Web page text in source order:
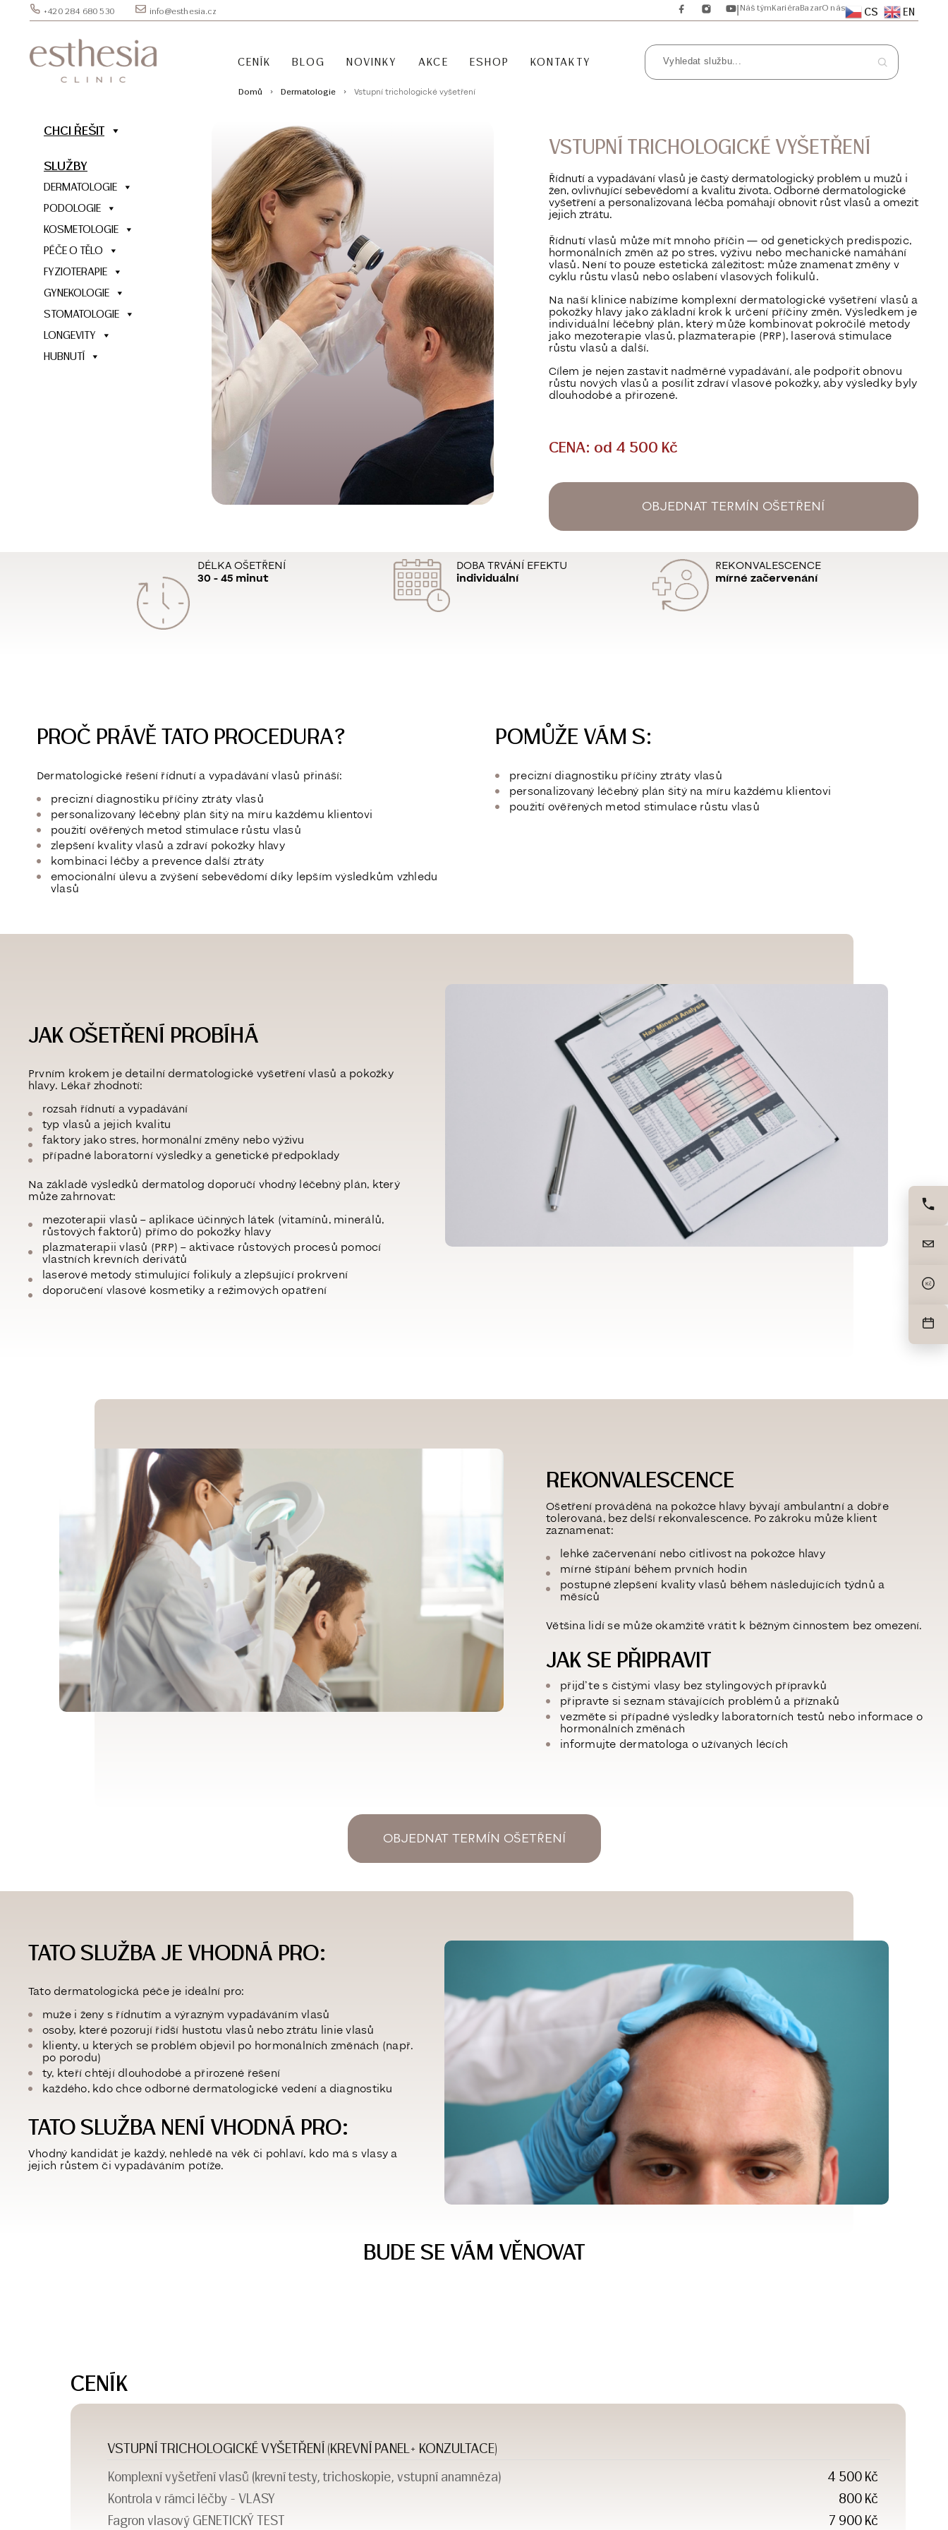
+420 284 680 530 info@esthesia.cz CS EN
O nás
Bazar
Kariéra
Náš tým
CENÍK BLOG NOVINKY AKCE ESHOP KONTAKTY
Domů Dermatologie Vstupní trichologické vyšetření
CHCI ŘEŠIT
SLUŽBY
DERMATOLOGIE
PODOLOGIE
KOSMETOLOGIE
PÉČE O TĚLO
FYZIOTERAPIE
GYNEKOLOGIE
STOMATOLOGIE
LONGEVITY
HUBNUTÍ
VSTUPNÍ TRICHOLOGICKÉ VYŠETŘENÍ
Řídnutí a vypadávání vlasů je častý dermatologický problém u mužů i
žen, ovlivňující sebevědomí a kvalitu života. Odborné dermatologické
vyšetření a personalizovaná léčba pomáhají obnovit růst vlasů a omezit
jejich ztrátu.
Řídnutí vlasů může mít mnoho příčin — od genetických predispozic,
hormonálních změn až po stres, výživu nebo mechanické namáhání
vlasů. Není to pouze estetická záležitost: může znamenat změny v
cyklu růstu vlasů nebo oslabení vlasových folikulů.
Na naší klinice nabízíme komplexní dermatologické vyšetření vlasů a
pokožky hlavy jako základní krok k určení příčiny změn. Výsledkem je
individuální léčebný plán, který může kombinovat pokročilé metody
jako mezoterapie vlasů, plazmaterapie (PRP), laserová stimulace
růstu vlasů a další.
Cílem je nejenzastavit nadměrné vypadávání, ale podpořitobnovu
růstu nových vlasů a posílit zdraví vlasové pokožky, aby výsledky byly
dlouhodobé a přirozené.
CENA: od 4 500 Kč
OBJEDNAT TERMÍN OŠETŘENÍ
DÉLKA OŠETŘENÍ
30 - 45 minut
DOBA TRVÁNÍ EFEKTU
individuální
REKONVALESCENCE
mírné začervenání
PROČ PRÁVĚ TATO PROCEDURA?
Dermatologické řešení řídnutí a vypadávání vlasů přináší:
precizní diagnostiku příčiny ztráty vlasů
personalizovaný léčebný plán šitý na míru každému klientovi
použití ověřených metod stimulace růstu vlasů
zlepšení kvality vlasů a zdraví pokožky hlavy
kombinaci léčby a prevence další ztráty
emocionální úlevu a zvýšení sebevědomí díky lepším výsledkům vzhledu
vlasů
POMŮŽE VÁM S:​
precizní diagnostiku příčiny ztráty vlasů
personalizovaný léčebný plán šitý na míru každému klientovi
použití ověřených metod stimulace růstu vlasů
JAK OŠETŘENÍ PROBÍHÁ
Prvním krokem je detailní dermatologické vyšetření vlasů a pokožky
hlavy. Lékař zhodnotí:
rozsah řídnutí a vypadávání
typ vlasů a jejich kvalitu
faktory jako stres, hormonální změny nebo výživu
případné laboratorní výsledky a genetické předpoklady
Na základě výsledků dermatolog doporučí vhodný léčebný plán, který
může zahrnovat:
mezoterapii vlasů – aplikace účinných látek (vitamínů, minerálů,
růstových faktorů) přímo do pokožky hlavy
plazmaterapii vlasů (PRP) – aktivace růstových procesů pomocí
vlastních krevních derivátů
laserové metody stimulující folikuly a zlepšující prokrvení
doporučení vlasové kosmetiky a režimových opatření
REKONVALESCENCE
Ošetření prováděná na pokožce hlavy bývají ambulantní a dobře
tolerovaná, bez delší rekonvalescence. Po zákroku může klient
zaznamenat:
lehké začervenání nebo citlivost na pokožce hlavy
mírné štípání během prvních hodin
postupné zlepšení kvality vlasů během následujících týdnů a
měsíců
Většina lidí se můžeokamžitě vrátit k běžným činnostem bez omezení.
JAK SE PŘIPRAVIT
přijďte s čistými vlasy bez stylingových přípravků
připravte siseznam stávajících problémů a příznaků
vezměte si případné výsledky laboratorních testů nebo informace o
hormonálních změnách
informujte dermatologa o užívaných lécích
OBJEDNAT TERMÍN OŠETŘENÍ
TATO SLUŽBA JE VHODNÁ PRO:
Tato dermatologická péče je ideální pro:
muže i ženy s řídnutím a výrazným vypadáváním vlasů
osoby, které pozorují řidší hustotu vlasů nebo ztrátu linie vlasů
klienty, u kterých se problém objevil po hormonálních změnách (např.
po porodu)
ty, kteří chtějí dlouhodobé a přirozené řešení
každého, kdo chce odborné dermatologické vedení a diagnostiku
TATO SLUŽBA NENÍ VHODNÁ PRO:
Vhodný kandidát je každý, nehledě na věk či pohlaví, kdo má s vlasy a
jejich růstem či vypadáváním potíže.
BUDE SE VÁM VĚNOVAT
CENÍK
VSTUPNÍ TRICHOLOGICKÉ VYŠETŘENÍ (KREVNÍ PANEL+ KONZULTACE)
Komplexní vyšetření vlasů (krevní testy, trichoskopie, vstupní anamnéza)
4 500 Kč
Kontrola v rámci léčby - VLASY
800 Kč
Fagron vlasový GENETICKÝ TEST
7 900 Kč
Kč